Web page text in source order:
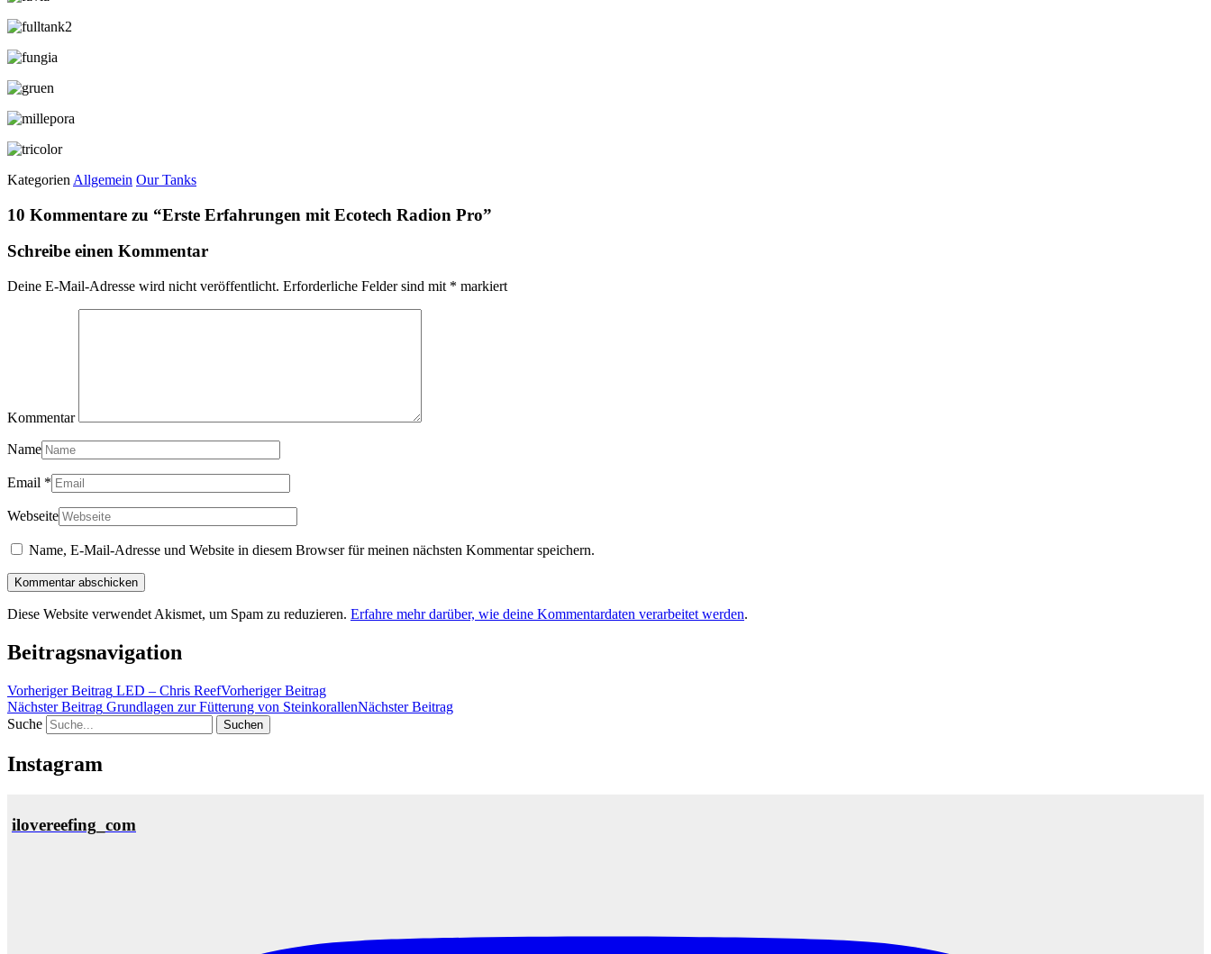
Kategorien Allgemein Our Tanks
10 Kommentare zu “Erste Erfahrungen mit Ecotech Radion Pro”
Schreibe einen Kommentar
Deine E-Mail-Adresse wird nicht veröffentlicht. Erforderliche Felder sind mit * markiert
Kommentar
Name
Email *
Webseite
Name, E-Mail-Adresse und Website in diesem Browser für meinen nächsten Kommentar speichern.
Diese Website verwendet Akismet, um Spam zu reduzieren. Erfahre mehr darüber, wie deine Kommentardaten verarbeitet werden.
Beitragsnavigation
Vorheriger Beitrag LED – Chris ReefVorheriger Beitrag
Nächster Beitrag Grundlagen zur Fütterung von SteinkorallenNächster Beitrag
Suche
Instagram
ilovereefing_com